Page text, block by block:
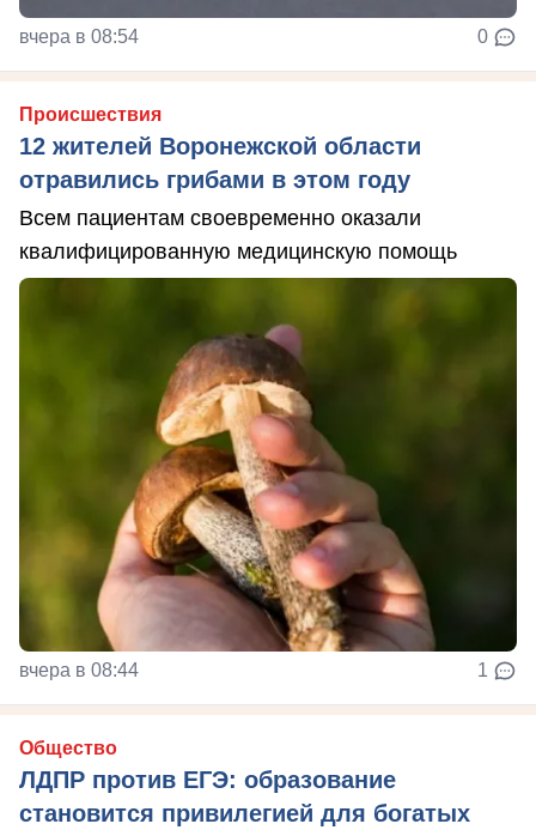
вчера в 08:54 0
Происшествия
12 жителей Воронежской области
отравились грибами в этом году
Всем пациентам своевременно оказали
квалифицированную медицинскую помощь
вчера в 08:44 1
Общество
ЛДПР против ЕГЭ: образование
становится привилегией для богатых